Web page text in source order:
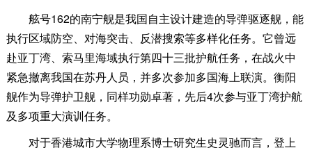
舷号162的南宁舰是我国自主设计建造的导弹驱逐舰，能
执行区域防空、对海突击、反潜搜索等多样化任务。它曾远
赴亚丁湾、索马里海域执行第四十三批护航任务，在战火中
紧急撤离我国在苏丹人员，并多次参加多国海上联演。衡阳
舰作为导弹护卫舰，同样功勋卓著，先后4次参与亚丁湾护航
及多项重大演训任务。
对于香港城市大学物理系博士研究生史灵驰而言，登上